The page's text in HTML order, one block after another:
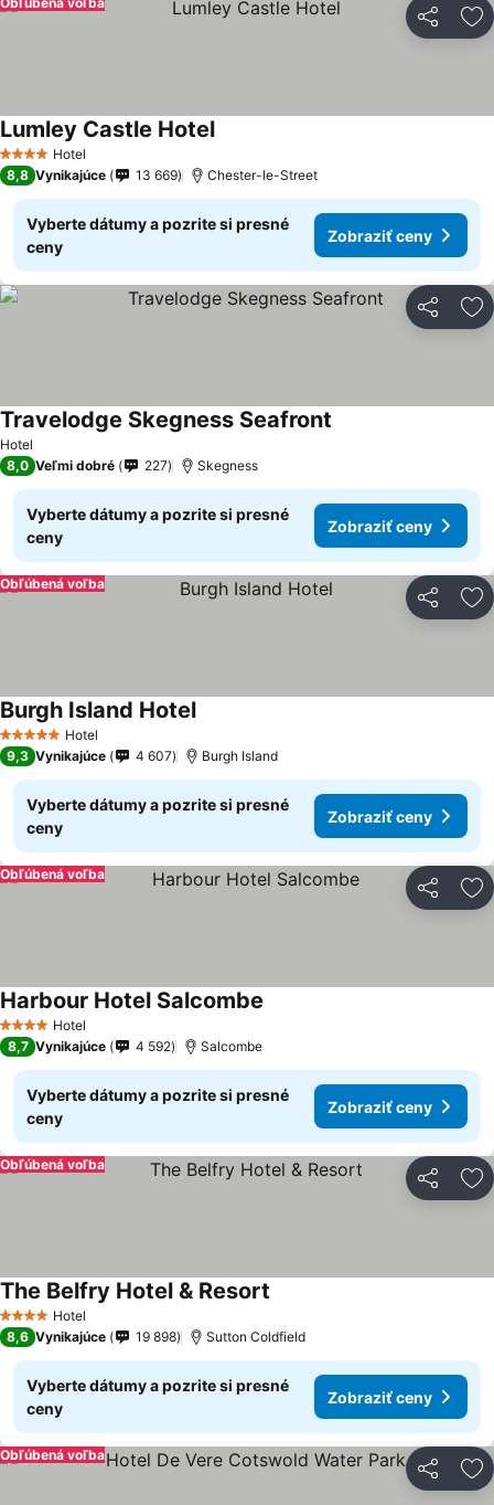
Zdieľať
4 Počet hviezdičiek
Hotel
Lumley Castle HotelZobraziť ceny
8,8 Vynikajúce 13 669 Chester-le-Street
Vyberte dátumy a pozrite si presné
ceny
Zobraziť ceny
Zdieľať
Hotel
Travelodge Skegness Seafront
8,0 Veľmi dobré 227 Skegness
Vyberte dátumy a pozrite si presné
ceny
Zobraziť ceny
Zdieľať
Obľúbená voľba
5 Počet hviezdičiek
Hotel
Burgh Island HotelZobraziť ceny
9,3 Vynikajúce 4 607 Burgh Island
Vyberte dátumy a pozrite si presné
ceny
Zobraziť ceny
Zdieľať
Obľúbená voľba
4 Počet hviezdičiek
Hotel
Harbour Hotel Salcombe
8,7 Vynikajúce 4 592 Salcombe
Vyberte dátumy a pozrite si presné
ceny
Zobraziť ceny
Zdieľať
Obľúbená voľba
4 Počet hviezdičiek
Hotel
The Belfry Hotel & Resort
8,6 Vynikajúce 19 898 Sutton Coldfield
Vyberte dátumy a pozrite si presné
ceny
Zobraziť ceny
Zdieľať
Obľúbená voľba